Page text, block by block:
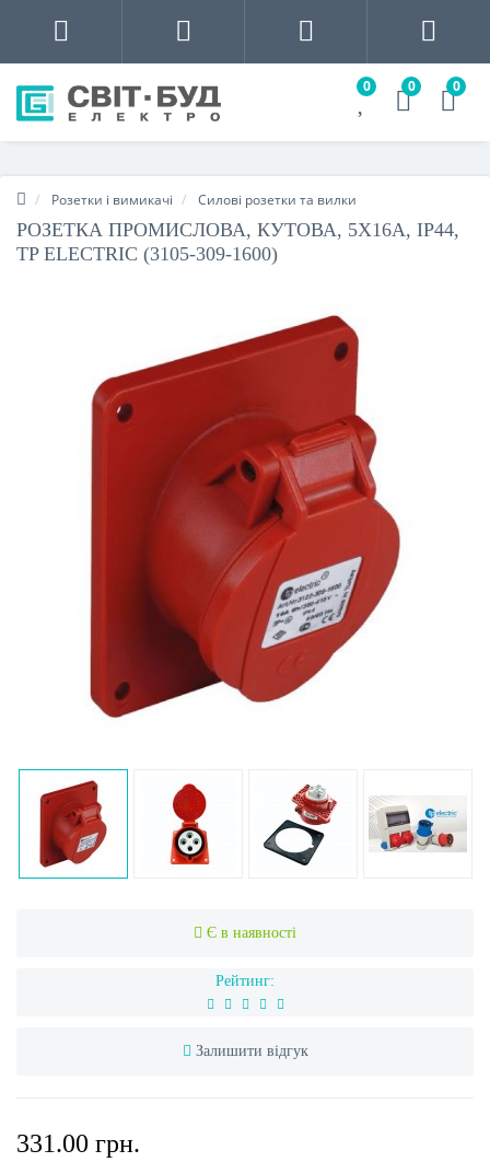
0 0 0
Розетки і вимикачі Силові розетки та вилки
РОЗЕТКА ПРОМИСЛОВА, КУТОВА, 5X16A, IP44,
TP ELECTRIC (3105-309-1600)
Є в наявності
Рейтинг:
Залишити відгук
331.00 грн.